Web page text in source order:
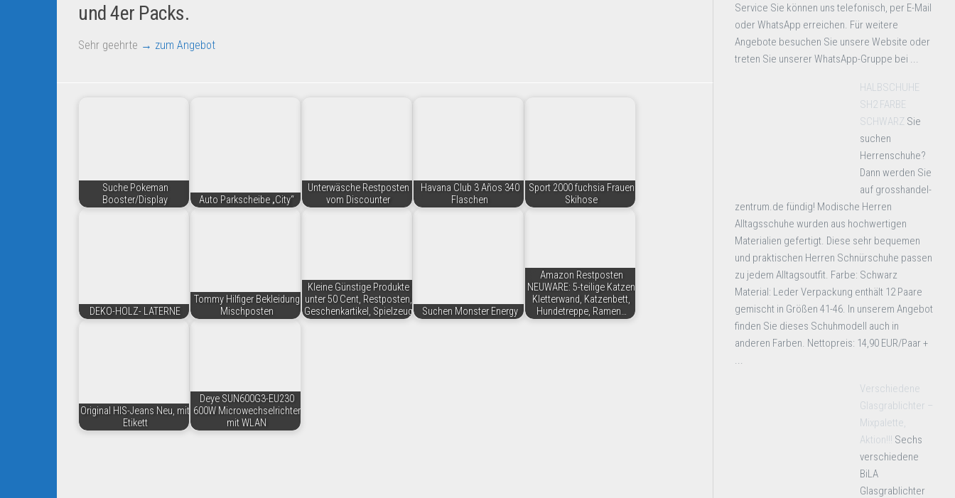
und 4er Packs.
Sehr geehrte → zum Angebot
Suche Pokeman
Booster/Display
Auto Parkscheibe „City“
Unterwäsche Restposten
vom Discounter
Havana Club 3 Años 340
Flaschen
Sport 2000 fuchsia Frauen
Skihose
DEKO-HOLZ- LATERNE
Tommy Hilfiger Bekleidung
Mischposten
Kleine Günstige Produkte
unter 50 Cent, Restposten,
Geschenkartikel, Spielzeug
Suchen Monster Energy
Amazon Restposten
NEUWARE: 5-teilige Katzen
Kletterwand, Katzenbett,
Hundetreppe, Ramen…
Original HIS-Jeans Neu, mit
Etikett
Deye SUN600G3-EU230
600W Microwechselrichter
mit WLAN
Service Sie können uns telefonisch, per E-Mail
oder WhatsApp erreichen. Für weitere
Angebote besuchen Sie unsere Website oder
treten Sie unserer WhatsApp-Gruppe bei ...
HALBSCHUHE
SH2 FARBE
SCHWARZ Sie
suchen
Herrenschuhe?
Dann werden Sie
auf grosshandel-
zentrum.de fündig! Modische Herren
Alltagsschuhe wurden aus hochwertigen
Materialien gefertigt. Diese sehr bequemen
und praktischen Herren Schnürschuhe passen
zu jedem Alltagsoutfit. Farbe: Schwarz
Material: Leder Verpackung enthält 12 Paare
gemischt in Größen 41-46. In unserem Angebot
finden Sie dieses Schuhmodell auch in
anderen Farben. Nettopreis: 14,90 EUR/Paar +
...
Verschiedene
Glasgrablichter –
Mixpalette,
Aktion!!! Sechs
verschiedene
BiLA
Glasgrablichter